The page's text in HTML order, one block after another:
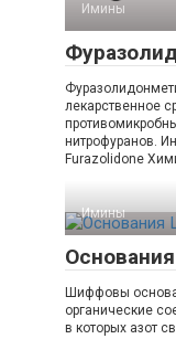
Имины‎
лекарственное
нитрофуранов.
Furazolidone
Имины‎
Шиффовы
органические
в которых азот